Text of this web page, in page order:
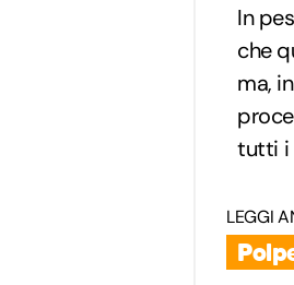
In
che
ma,
tutti i
LEGGI